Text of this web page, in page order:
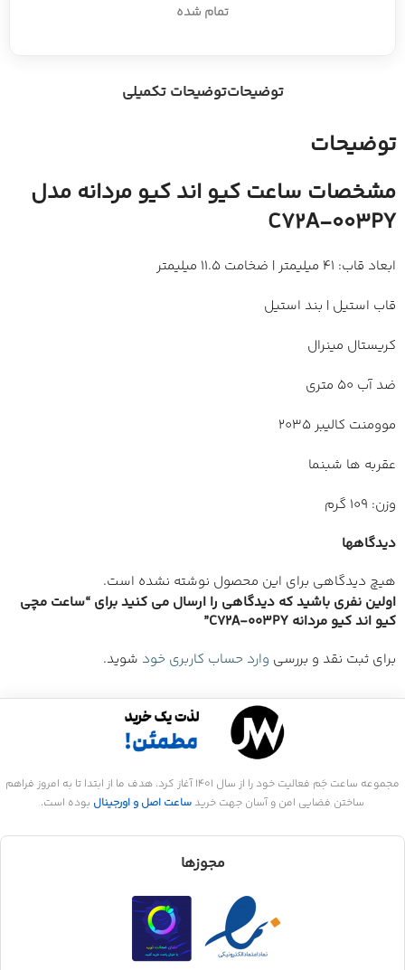
تمام شده
توضیحاتتوضیحات تکمیلی
توضیحات
مشخصات ساعت کیو اند کیو مردانه مدل
C72A-003PY
ابعاد قاب: 41 میلیمتر | ضخامت 11.5 میلیمتر
قاب استیل | بند استیل
کریستال مینرال
ضد آب 50 متری
موومنت کالیبر 2035
عقربه ها شبنما
وزن: 109 گرم
دیدگاهها
هیچ دیدگاهی برای این محصول نوشته نشده است.
اولین نفری باشید که دیدگاهی را ارسال می کنید برای “ساعت مچی
کیو اند کیو مردانه C72A-003PY”
برای ثبت نقد و بررسی وارد حساب کاربری خود شوید.
مجموعه ساعت جَم فعالیت خود را از سال 1401 آغاز کرد. هدف ما از ابتدا تا به امروز فراهم
ساختن فضایی امن و آسان جهت خرید ساعت اصل و اورجینال بوده است.
مجوزها